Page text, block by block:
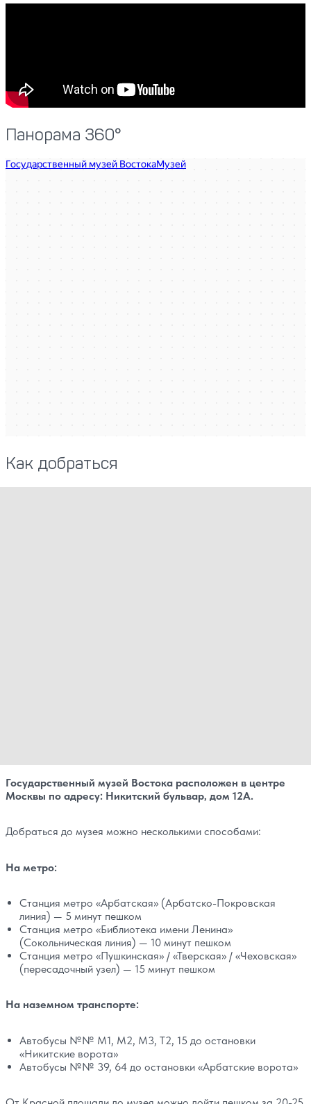
Панорама 360°
Как добраться
Государственный музей Востока расположен в центре
Москвы по адресу: Никитский бульвар, дом 12А.
Добраться до музея можно несколькими способами:
На метро:
Станция метро «Арбатская» (Арбатско-Покровская
линия) — 5 минут пешком
Станция метро «Библиотека имени Ленина»
(Сокольническая линия) — 10 минут пешком
Станция метро «Пушкинская» / «Тверская» / «Чеховская»
(пересадочный узел) — 15 минут пешком
На наземном транспорте:
Автобусы №№ М1, М2, М3, Т2, 15 до остановки
«Никитские ворота»
Автобусы №№ 39, 64 до остановки «Арбатские ворота»